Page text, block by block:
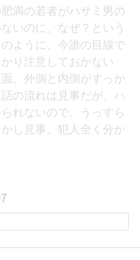
満の若者がハサミ男の
いのに、なぜ？という
ように、今誰の目線で
り注意しておかない
、外側と内側がすっか
の流れは見事だが、ハ
れないので、うっすら
し見事。犯人全く分か